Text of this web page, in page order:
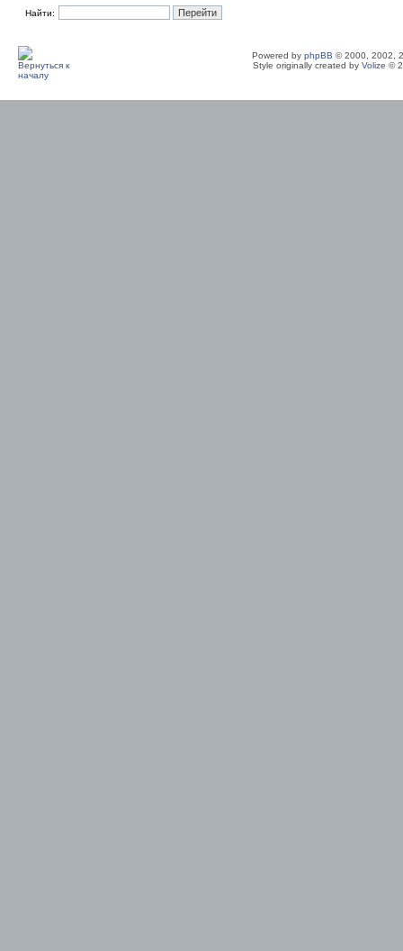
Найти:
Powered by phpBB © 2000, 2002,
Style originally created by Volize ©